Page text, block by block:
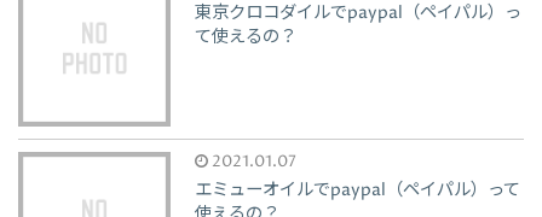
東京クロコダイルでpaypal（ペイパル）っ
て使えるの？
2021.01.07
エミューオイルでpaypal（ペイパル）って